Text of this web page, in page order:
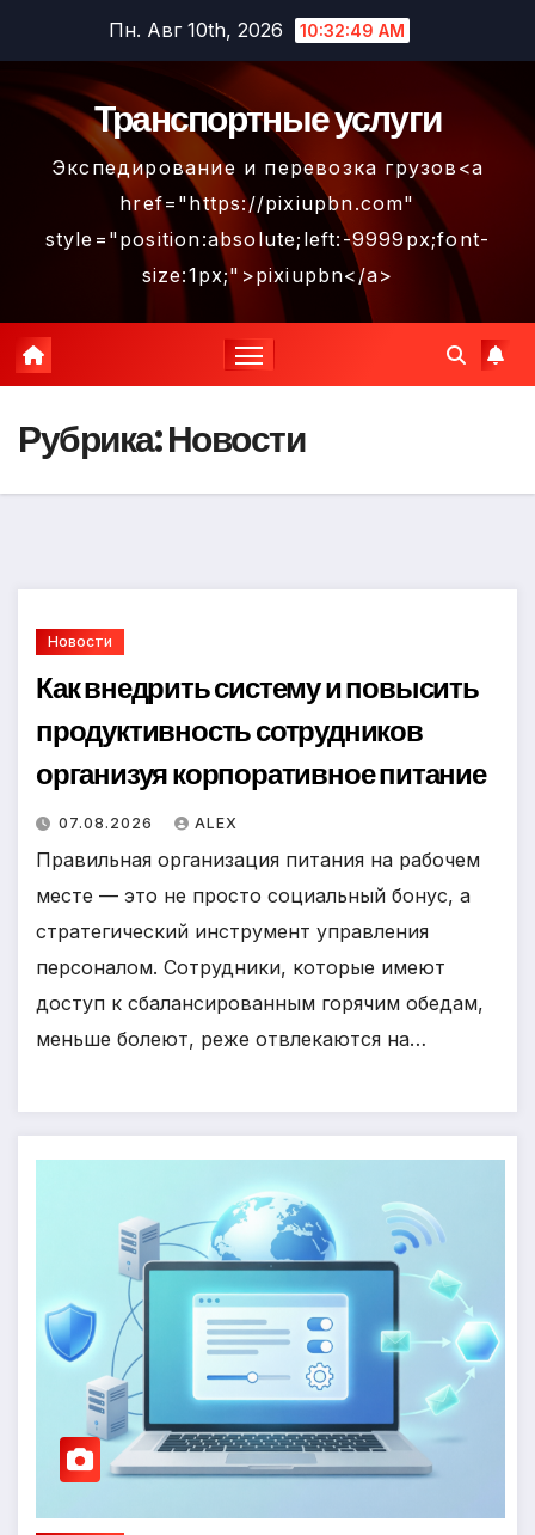
содержимому
Пн. Авг 10th, 2026 10:32:50 AM
Транспортные услуги
Экспедирование и перевозка грузов<a
href="https://pixiupbn.com"
style="position:absolute;left:-9999px;font-
size:1px;">pixiupbn</a>
Рубрика:Новости
Новости
Как внедрить систему и повысить
продуктивность сотрудников
организуя корпоративное питание
07.08.2026 ALEX
Правильная организация питания на рабочем
месте — это не просто социальный бонус, а
стратегический инструмент управления
персоналом. Сотрудники, которые имеют
доступ к сбалансированным горячим обедам,
меньше болеют, реже отвлекаются на…